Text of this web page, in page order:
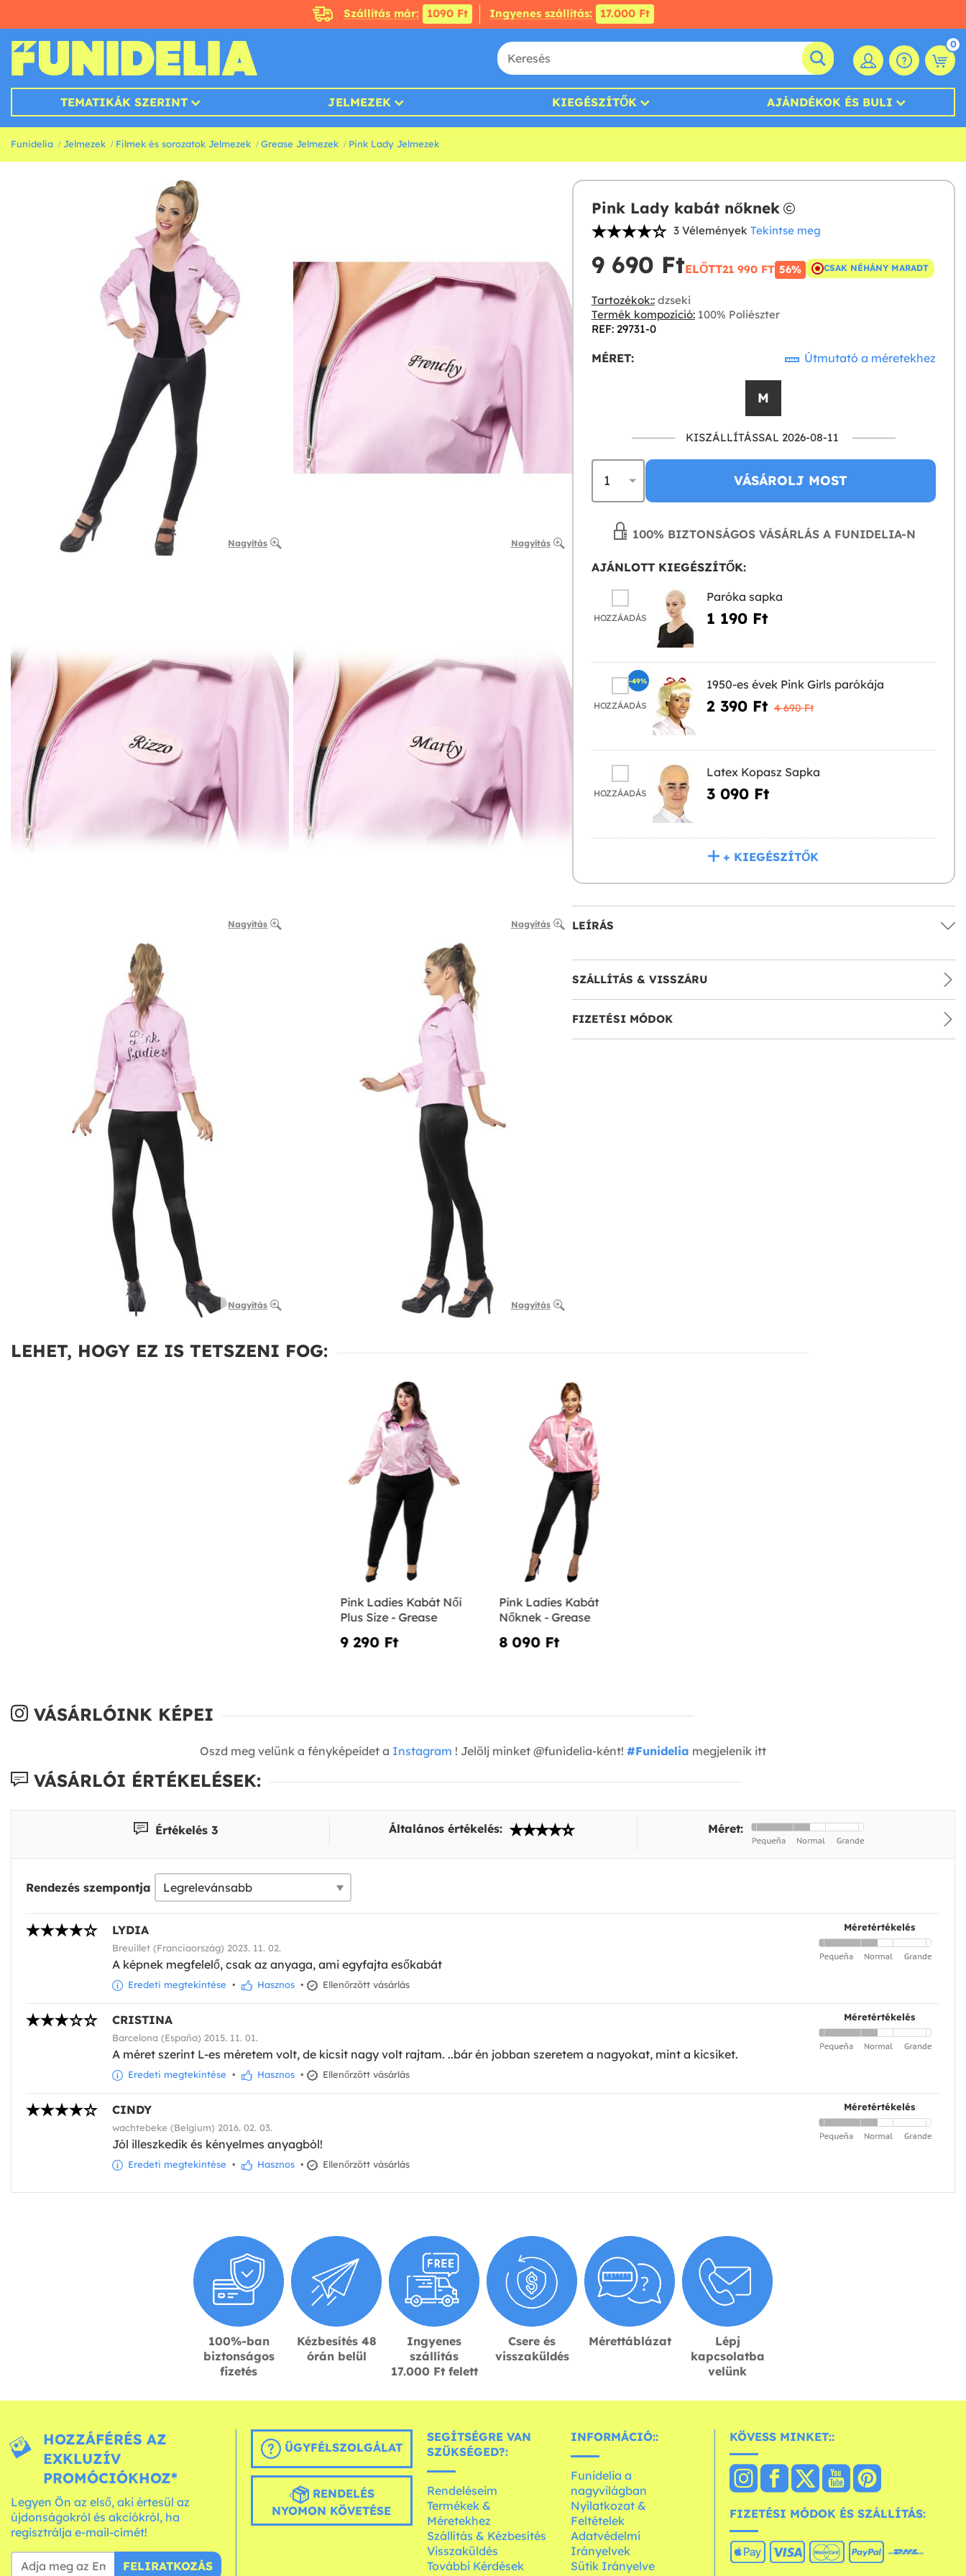
Szállítás már: 1090 Ft Ingyenes szállítás: 17.000 Ft
0
TEMATIKÁK SZERINT JELMEZEK KIEGÉSZÍTŐK AJÁNDÉKOK ÉS BULI
Funidelia Jelmezek Filmek és sorozatok Jelmezek Grease Jelmezek Pink Lady Jelmezek
Nagyítás Nagyítás
Nagyítás Nagyítás
Nagyítás Nagyítás
Pink Lady kabát nőknek
3 Vélemények Tekintse meg
9 690 Ft‎ELŐTT21 990 FT‎ 56% CSAK NÉHÁNY MARADT
Tartozékok::dzseki
Termék kompozíció:100% Poliészter
REF: 29731-0
MÉRET: Útmutató a méretekhez
M
KISZÁLLÍTÁSSAL 2026-08-11
VÁSÁROLJ MOST
100% BIZTONSÁGOS VÁSÁRLÁS A FUNIDELIA-N
AJÁNLOTT KIEGÉSZÍTŐK:
HOZZÁADÁS
Paróka sapka
1 190 Ft‎
HOZZÁADÁS
1950-es évek Pink Girls parókája
2 390 Ft‎ 4 690 Ft‎
-49%
HOZZÁADÁS
Latex Kopasz Sapka
3 090 Ft‎
+ KIEGÉSZÍTŐK
LEÍRÁS
SZÁLLÍTÁS & VISSZÁRU
FIZETÉSI MÓDOK
LEHET, HOGY EZ IS TETSZENI FOG:
Pink Ladies Kabát Női
Plus Size - Grease
9 290 Ft‎
Pink Ladies Kabát
Nőknek - Grease
8 090 Ft‎
VÁSÁRLÓINK KÉPEI
Oszd meg velünk a fényképeidet a Instagram ! Jelölj minket @funidelia-ként! #Funidelia megjelenik itt
VÁSÁRLÓI ÉRTÉKELÉSEK:
Értékelés 3 Általános értékelés: Méret:
Rendezés szempontja
Méretértékelés
LYDIA
Breuillet (Franciaország) 2023. 11. 02.
A képnek megfelelő, csak az anyaga, ami egyfajta esőkabát
Eredeti megtekintése • Hasznos • Ellenőrzött vásárlás
Méretértékelés
CRISTINA
Barcelona (España) 2015. 11. 01.
A méret szerint L-es méretem volt, de kicsit nagy volt rajtam. ..bár én jobban szeretem a nagyokat, mint a kicsiket.
Eredeti megtekintése • Hasznos • Ellenőrzött vásárlás
Méretértékelés
CINDY
wachtebeke (Belgium) 2016. 02. 03.
Jól illeszkedik és kényelmes anyagból!
Eredeti megtekintése • Hasznos • Ellenőrzött vásárlás
100%-ban
biztonságos
fizetés
Kézbesítés 48
órán belül
Ingyenes
szállítás
17.000 Ft felett
Csere és
visszaküldés
Mérettáblázat
Lépj
kapcsolatba
velünk
HOZZÁFÉRÉS AZ
EXKLUZÍV
PROMÓCIÓKHOZ*
Legyen Ön az első, aki értesül az
újdonságokról és akciókról, ha
regisztrálja e-mail-címét!
FELIRATKOZÁS
ÜGYFÉLSZOLGÁLAT
RENDELÉS
NYOMON KÖVETÉSE
SEGÍTSÉGRE VAN
SZÜKSÉGED?:
Rendeléseim
Termékek &
Méretekhez
Szállítás & Kézbesítés
Visszaküldés
További Kérdések
INFORMÁCIÓ::
Funidelia a
nagyvilágban
Nyilatkozat &
Feltételek
Adatvédelmi
Irányelvek
Sütik Irányelve
KÖVESS MINKET::
FIZETÉSI MÓDOK ÉS SZÁLLÍTÁS: